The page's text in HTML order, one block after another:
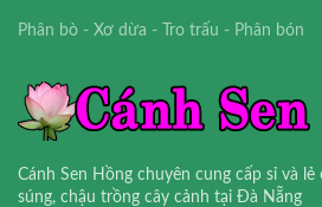
Phân bò - Xơ dừa - Tro trấu - Phân bón
Cánh Sen Hồng chuyên cung cấp sỉ và lẻ
súng, chậu trồng cây cảnh tại Đà Nẵng